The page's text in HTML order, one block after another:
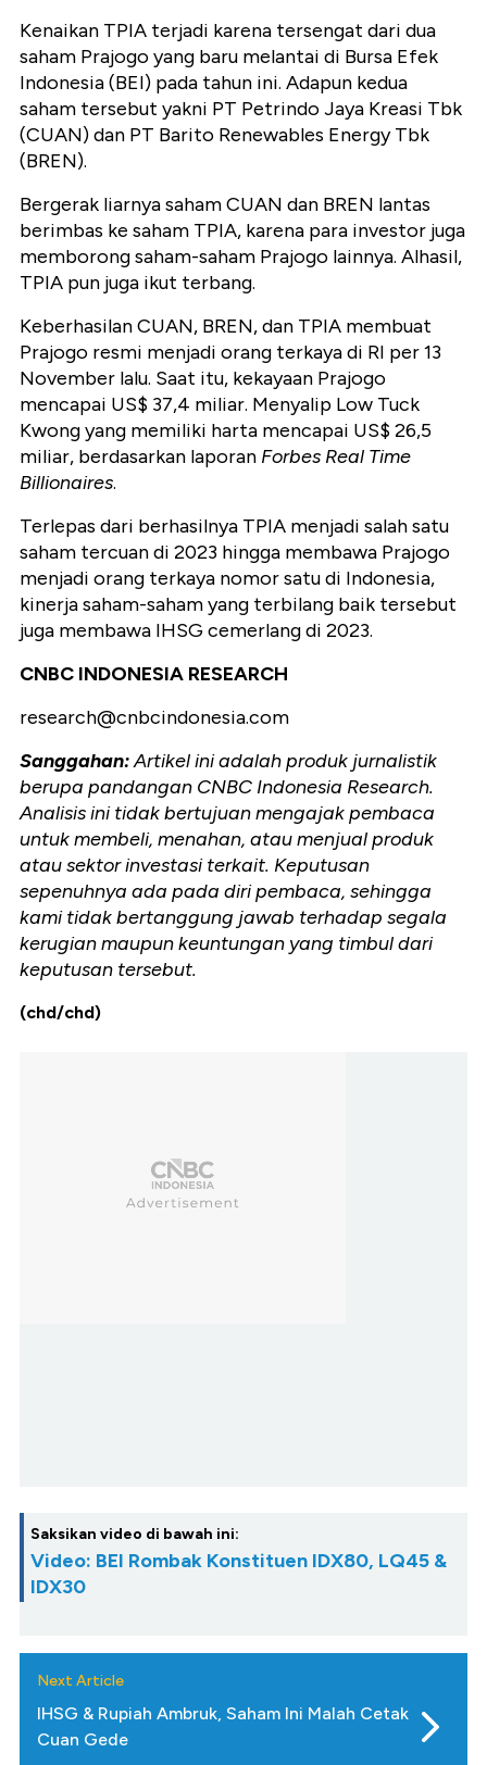
Kenaikan TPIA terjadi karena tersengat dari dua
saham Prajogo yang baru melantai di Bursa Efek
Indonesia (BEI) pada tahun ini. Adapun kedua
saham tersebut yakni PT Petrindo Jaya Kreasi Tbk
(CUAN) dan PT Barito Renewables Energy Tbk
(BREN).
Bergerak liarnya saham CUAN dan BREN lantas
berimbas ke saham TPIA, karena para investor juga
memborong saham-saham Prajogo lainnya. Alhasil,
TPIA pun juga ikut terbang.
Keberhasilan CUAN, BREN, dan TPIA membuat
Prajogo resmi menjadi orang terkaya di RI per 13
November lalu. Saat itu, kekayaan Prajogo
mencapai US$ 37,4 miliar. Menyalip Low Tuck
Kwong yang memiliki harta mencapai US$ 26,5
miliar, berdasarkan laporan Forbes Real Time
Billionaires.
Terlepas dari berhasilnya TPIA menjadi salah satu
saham tercuan di 2023 hingga membawa Prajogo
menjadi orang terkaya nomor satu di Indonesia,
kinerja saham-saham yang terbilang baik tersebut
juga membawa IHSG cemerlang di 2023.
CNBC INDONESIA RESEARCH
research@cnbcindonesia.com
Sanggahan:Artikel ini adalah produk jurnalistik
berupa pandangan CNBC Indonesia Research.
Analisis ini tidak bertujuan mengajak pembaca
untuk membeli, menahan, atau menjual produk
atau sektor investasi terkait. Keputusan
sepenuhnya ada pada diri pembaca, sehingga
kami tidak bertanggung jawab terhadap segala
kerugian maupun keuntungan yang timbul dari
keputusan tersebut.
(chd/chd)
Saksikan video di bawah ini:
Video: BEI Rombak Konstituen IDX80, LQ45 &
IDX30
Next Article
IHSG & Rupiah Ambruk, Saham Ini Malah Cetak
Cuan Gede